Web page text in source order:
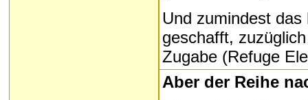
Und zumindest das
geschafft,
Zugabe (Refuge
Aber der Reihe